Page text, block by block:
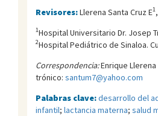
Revisores:Llerena Santa Cruz E1
1Hospital Universitario Dr. Josep
2Hospital Pediátrico de Sinaloa.
Correspondencia:Enrique Llerena
trónico: santum7@yahoo.com
Palabras clave:desarrollo del
infantil; lactancia materna; salud